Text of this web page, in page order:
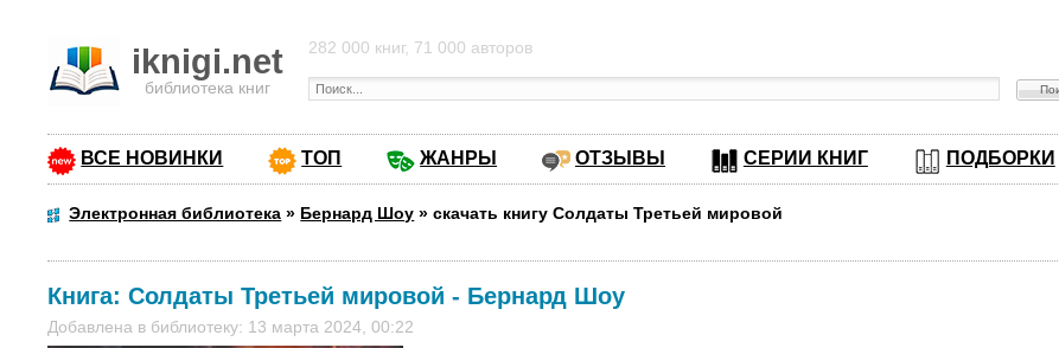
iknigi.net
библиотека книг
282 000 книг, 71 000 авторов
ВСЕ НОВИНКИ ТОП ЖАНРЫ ОТЗЫВЫ СЕРИИ КНИГ ПОДБОРКИ
Электронная библиотека » Бернард Шоу »скачать книгу Солдаты Третьей мировой
Книга:Солдаты Третьей мировой - Бернард Шоу
Добавлена в библиотеку: 13 марта 2024, 00:22